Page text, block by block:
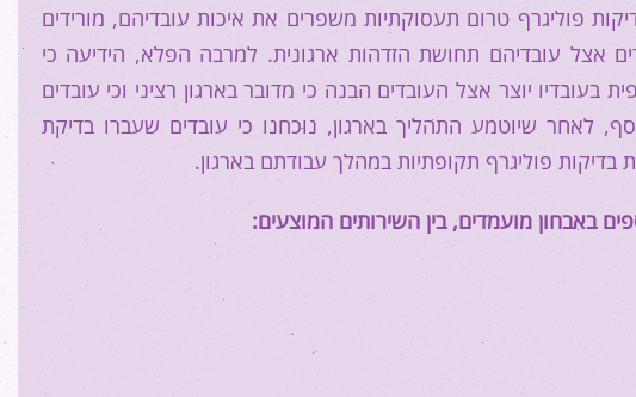
פוליגרף טרום תעסוקתיות משפרים את איכות עובדיהם, מורידים
אצל עובדיהם תחושת הזדהות ארגונית. למרבה הפלא, הידיעה כי
יוצר אצל העובדים הבנה כי מדובר בארגון רציני וכי עובדים
לאחר שיוטמע התהליך בארגון, נוכחנו כי עובדים שעברו בדיקת
בדיקות פוליגרף תקופתיות במהלך עבודתם בארגון.
באבחון מועמדים, בין השירותים המוצעים: